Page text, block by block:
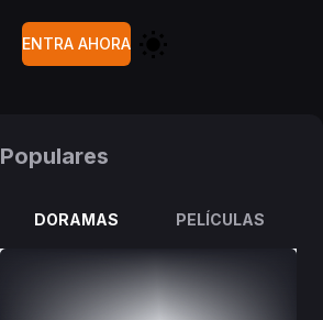
ENTRA AHORA
Populares
DORAMAS PELÍCULAS